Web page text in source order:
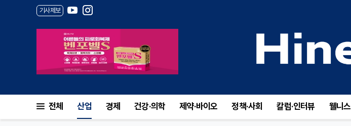
기사제보
전체 산업 경제 건강·의학 제약·바이오 정책·사회 칼럼·인터뷰 웰니스